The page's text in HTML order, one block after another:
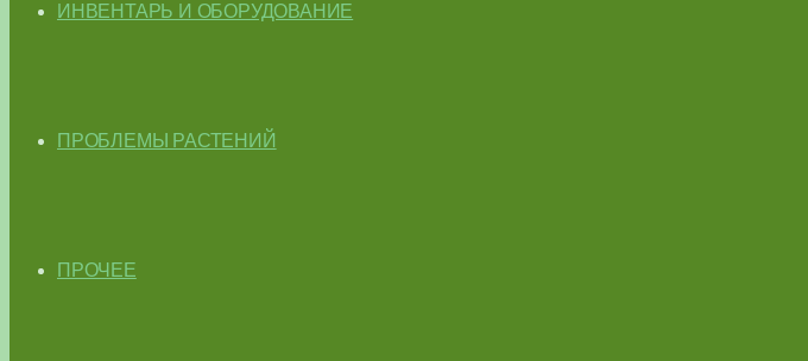
ИНВЕНТАРЬ И ОБОРУДОВАНИЕ
ПРОБЛЕМЫ РАСТЕНИЙ
ПРОЧЕЕ